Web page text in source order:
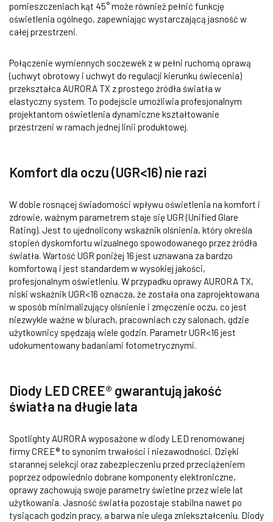
pomieszczeniach kąt 45° może również pełnić funkcję
oświetlenia ogólnego, zapewniając wystarczającą jasność w
całej przestrzeni.
Połączenie wymiennych soczewek z w pełni ruchomą oprawą
(uchwyt obrotowy i uchwyt do regulacji kierunku świecenia)
przekształca AURORA TX z prostego źródła światła w
elastyczny system. To podejście umożliwia profesjonalnym
projektantom oświetlenia dynamiczne kształtowanie
przestrzeni w ramach jednej linii produktowej.
Komfort dla oczu (UGR<16) nie razi
W dobie rosnącej świadomości wpływu oświetlenia na komfort i
zdrowie, ważnym parametrem staje się UGR (Unified Glare
Rating). Jest to ujednolicony wskaźnik olśnienia, który określa
stopień dyskomfortu wizualnego spowodowanego przez źródła
światła. Wartość UGR poniżej 16 jest uznawana za bardzo
komfortową i jest standardem w wysokiej jakości,
profesjonalnym oświetleniu. W przypadku oprawy AURORA TX,
niski wskaźnik UGR<16 oznacza, że została ona zaprojektowana
w sposób minimalizujący olśnienie i zmęczenie oczu, co jest
niezwykle ważne w biurach, pracowniach czy salonach, gdzie
użytkownicy spędzają wiele godzin. Parametr UGR<16 jest
udokumentowany badaniami fotometrycznymi.
Diody LED CREE® gwarantują jakość
światła na długie lata
Spotlighty AURORA wyposażone w diody LED renomowanej
firmy CREE® to synonim trwałości i niezawodności. Dzięki
starannej selekcji oraz zabezpieczeniu przed przeciążeniem
poprzez odpowiednio dobrane komponenty elektroniczne,
oprawy zachowują swoje parametry świetlne przez wiele lat
użytkowania. Jasność światła pozostaje stabilna nawet po
tysiącach godzin pracy, a barwa nie ulega zniekształceniu. Diody